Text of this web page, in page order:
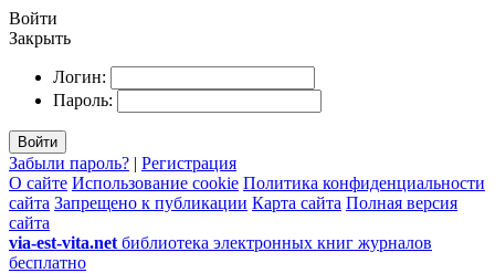
Войти
Закрыть
Логин:
Пароль:
Войти
Забыли пароль? | Регистрация
О сайте Использование cookie Политика конфиденциальности
сайта Запрещено к публикации Карта сайта Полная версия
сайта
via-est-vita.net библиотека электронных книг журналов
бесплатно